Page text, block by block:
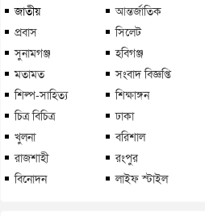
জাতীয় আন্তর্জাতিক
প্রবাস
সিলেট
সুনামগঞ্জ
হবিগঞ্জ
মতামত
সংবাদ বিজ্ঞপ্তি
শিল্প-সাহিত্য
শিক্ষাঙ্গন
চিত্র বিচিত্র
ঢাকা
খুলনা
বরিশাল
রাজশাহী
রংপুর
বিনোদন
লাইফ স্টাইল